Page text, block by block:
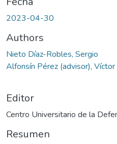
2023-04-30
Authors
Nieto Díaz-Robles, Sergio
Alfonsín Pérez (advisor), Víctor
Editor
Centro Universitario de la
Resumen